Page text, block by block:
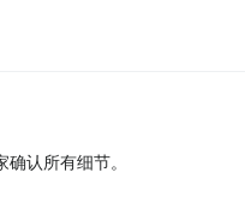
认所有细节。